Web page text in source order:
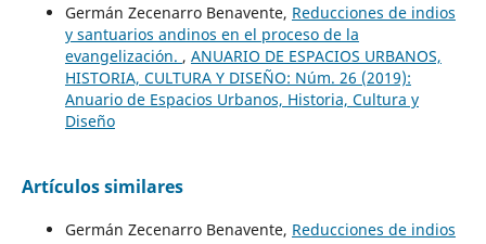
Germán Zecenarro Benavente, Reducciones de indios
y santuarios andinos en el proceso de la
evangelización. , ANUARIO DE ESPACIOS URBANOS,
HISTORIA, CULTURA Y DISEÑO: Núm. 26 (2019):
Anuario de Espacios Urbanos, Historia, Cultura y
Diseño
Artículos similares
Germán Zecenarro Benavente, Reducciones de indios